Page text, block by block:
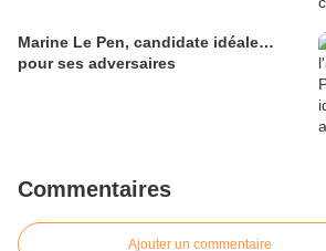
Marine Le Pen, candidate idéale…
pour ses adversaires
Commentaires
Ajouter un commentaire